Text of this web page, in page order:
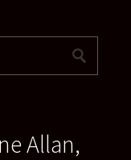
Allan,